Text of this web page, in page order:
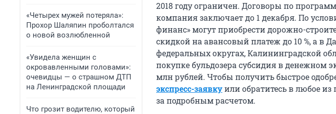
«Четырех мужей потеряла»:
Прохор Шаляпин проболтался
о новой возлюбленной
«Увидела женщин с
окровавленными головами»:
очевидцы — о страшном ДТП
на Ленинградской площади
Что грозит водителю, который
2018 году ограничен. Договоры по
компания заключает до 1 декабря. По
финанс» могут приобрести дорожно-
скидкой на авансовый платеж до 10 %, а в
федеральных округах, Калининградской
покупке бульдозера субсидия в денежном
млн рублей. Чтобы получить быстрое
экспресс-заявкуили обратитесь в любое из
за подробным расчетом.